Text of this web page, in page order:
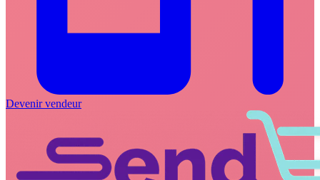
Devenir vendeur